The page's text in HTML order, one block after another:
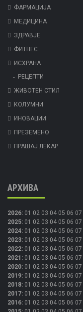
ФАРМАЦИЈА
МЕДИЦИНА
ЗДРАВЈЕ
ФИТНЕС
ИСХРАНА
РЕЦЕПТИ
ЖИВОТЕН СТИЛ
КОЛУМНИ
ИНОВАЦИИ
ПРЕЗЕМЕНО
ПРАШАЈ ЛЕКАР
АРХИВА
2026: 01 02 03 04 05 06 07
2025: 01 02 03 04 05 06 07
2024: 01 02 03 04 05 06 07
2023: 01 02 03 04 05 06 07
2022: 01 02 03 04 05 06 07
2021 : 01 02 03 04 05 06 07
2020: 01 02 03 04 05 06 07
2019: 01 02 03 04 05 06 07
2018: 01 02 03 04 05 06 07
2017: 01 02 03 04 05 06 07
2016: 01 02 03 04 05 06 07